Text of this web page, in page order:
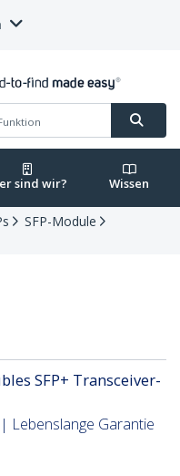
sind wir? Wissen
SFP-Module
SFP+ Transceiver-
Lebenslange Garantie